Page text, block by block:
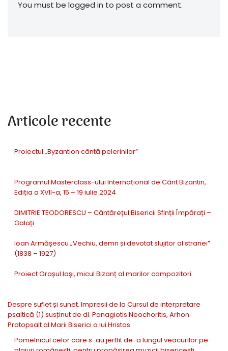
You must be logged in to post a comment.
Articole recente
Proiectul „Byzantion cântă pelerinilor”
Programul Masterclass-ului Internațional de Cânt Bizantin,
Ediția a XVII-a, 15 – 19 iulie 2024
DIMITRIE TEODORESCU – Cântărețul Bisericii Sfinții Împărați –
Galați
Ioan Armășescu „Vechiu, demn și devotat slujitor al stranei”
(1838 – 1927)
Proiect Orașul Iași, micul Bizanț al marilor compozitori
Despre suflet și sunet. Impresii de la Cursul de interpretare
psaltică (1) susținut de dl. Panagiotis Neochoritis, Arhon
Protopsalt al Marii Biserici a lui Hristos
Pomelnicul celor care s-au jertfit de-a lungul veacurilor pe